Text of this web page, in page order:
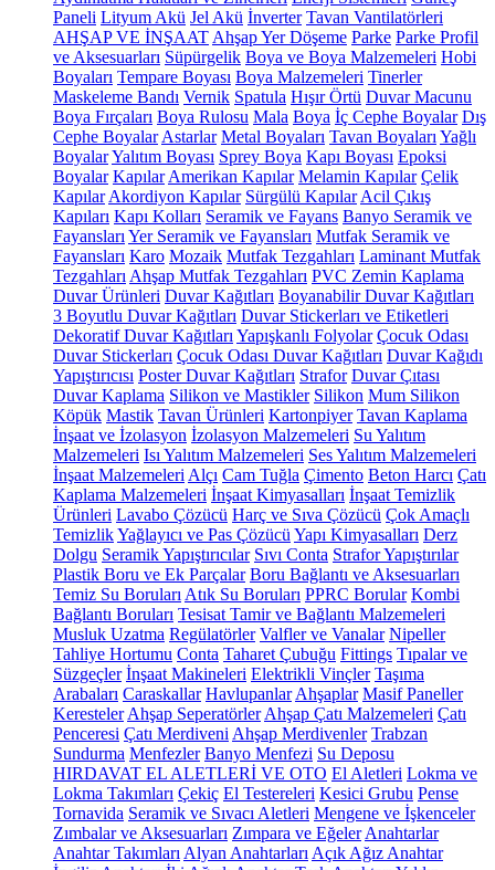
Paneli Lityum Akü Jel Akü İnverter Tavan Vantilatörleri
AHŞAP VE İNŞAAT Ahşap Yer Döşeme Parke Parke Profil
ve Aksesuarları Süpürgelik Boya ve Boya Malzemeleri Hobi
Boyaları Tempare Boyası Boya Malzemeleri Tinerler
Maskeleme Bandı Vernik Spatula Hışır Örtü Duvar Macunu
Boya Fırçaları Boya Rulosu Mala Boya İç Cephe Boyalar Dış
Cephe Boyalar Astarlar Metal Boyaları Tavan Boyaları Yağlı
BoyalarYalıtım Boyası Sprey Boya Kapı Boyası Epoksi
Boyalar Kapılar Amerikan Kapılar Melamin Kapılar Çelik
Kapılar Akordiyon Kapılar Sürgülü Kapılar Acil Çıkış
Kapıları Kapı Kolları Seramik ve Fayans Banyo Seramik ve
Fayansları Yer Seramik ve Fayansları Mutfak Seramik ve
Fayansları Karo Mozaik Mutfak Tezgahları Laminant Mutfak
Tezgahları Ahşap Mutfak Tezgahları PVC Zemin Kaplama
Duvar Ürünleri Duvar Kağıtları Boyanabilir Duvar Kağıtları
3 Boyutlu Duvar Kağıtları Duvar Stickerları ve Etiketleri
Dekoratif Duvar Kağıtları Yapışkanlı Folyolar Çocuk Odası
Duvar Stickerları Çocuk Odası Duvar Kağıtları Duvar Kağıdı
Yapıştırıcısı Poster Duvar Kağıtları Strafor Duvar Çıtası
Duvar Kaplama Silikon ve Mastikler Silikon Mum Silikon
Köpük Mastik Tavan Ürünleri Kartonpiyer Tavan Kaplama
İnşaat ve İzolasyon İzolasyon Malzemeleri Su Yalıtım
Malzemeleri Isı Yalıtım Malzemeleri Ses Yalıtım Malzemeleri
İnşaat Malzemeleri Alçı Cam Tuğla Çimento Beton Harcı Çatı
Kaplama Malzemeleri İnşaat Kimyasalları İnşaat Temizlik
Ürünleri Lavabo Çözücü Harç ve Sıva Çözücü Çok Amaçlı
TemizlikYağlayıcı ve Pas Çözücü Yapı Kimyasalları Derz
Dolgu Seramik Yapıştırıcılar Sıvı Conta Strafor Yapıştırılar
Plastik Boru ve Ek Parçalar Boru Bağlantı ve Aksesuarları
Temiz Su Boruları Atık Su Boruları PPRC Borular Kombi
Bağlantı Boruları Tesisat Tamir ve Bağlantı Malzemeleri
Musluk Uzatma Regülatörler Valfler ve Vanalar Nipeller
Tahliye Hortumu Conta Taharet Çubuğu Fittings Tıpalar ve
Süzgeçler İnşaat Makineleri Elektrikli Vinçler Taşıma
Arabaları Caraskallar Havlupanlar Ahşaplar Masif Paneller
Keresteler Ahşap Seperatörler Ahşap Çatı Malzemeleri Çatı
Penceresi Çatı Merdiveni Ahşap Merdivenler Trabzan
Sundurma Menfezler Banyo Menfezi Su Deposu
HIRDAVAT EL ALETLERİ VE OTO El Aletleri Lokma ve
Lokma Takımları Çekiç El Testereleri Kesici Grubu Pense
Tornavida Seramik ve Sıvacı Aletleri Mengene ve İşkenceler
Zımbalar ve Aksesuarları Zımpara ve Eğeler Anahtarlar
Anahtar Takımları Alyan Anahtarları Açık Ağız Anahtar